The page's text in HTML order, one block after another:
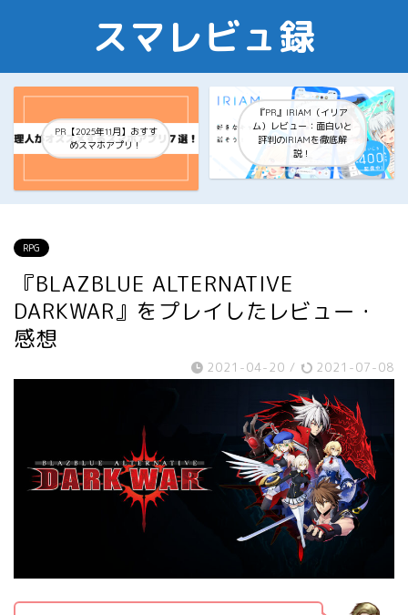
スマレビュ録
PR【2025年11月】おすす
めスマホアプリ！
『PR』IRIAM（イリア
ム）レビュー：面白いと
評判のIRIAMを徹底解
説！
RPG
『BLAZBLUE ALTERNATIVE
DARKWAR』をプレイしたレビュー・
感想
2021-04-20 / 2021-07-08